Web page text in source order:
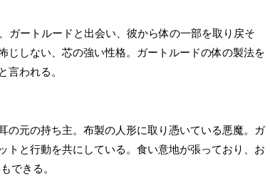
ガートルードと出会い、彼から体の一部を取り戻そ
じしない、芯の強い性格。ガートルードの体の製法を
言われる。
の元の持ち主。布製の人形に取り憑いている悪魔。ガ
トと行動を共にしている。食い意地が張っており、お
できる。